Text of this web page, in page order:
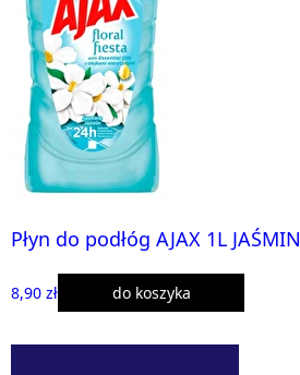
Płyn do podłóg AJAX 1L JAŚMIN
8,90 zł do koszyka